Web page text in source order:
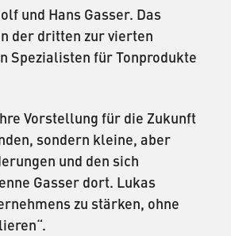
und Hans Gasser. Das
der dritten zur vierten
Spezialisten für Tonprodukte
Vorstellung für die Zukunft
sondern kleine, aber
und den sich
Gasser dort. Lukas
zu stärken, ohne